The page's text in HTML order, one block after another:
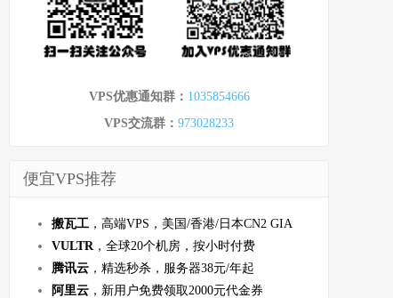
VPS优惠通知群： 1035854666
VPS交流群： 973028233
便宜VPS推荐
搬瓦工 ，高端VPS，美国/香港/日本CN2 GIA
VULTR ，全球20个机房，按小时付费
腾讯云 ，精选秒杀，服务器38元/年起
阿里云 ，新用户免费领取2000元代金券